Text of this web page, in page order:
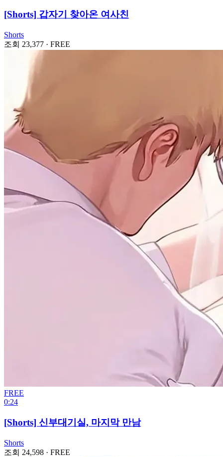
[Shorts] 갑자기 찾아온 여사친
Shorts
조회 23,377 · FREE
FREE
0:24
[Shorts] 신부대기실, 마지막 만남
Shorts
조회 24,598 · FREE